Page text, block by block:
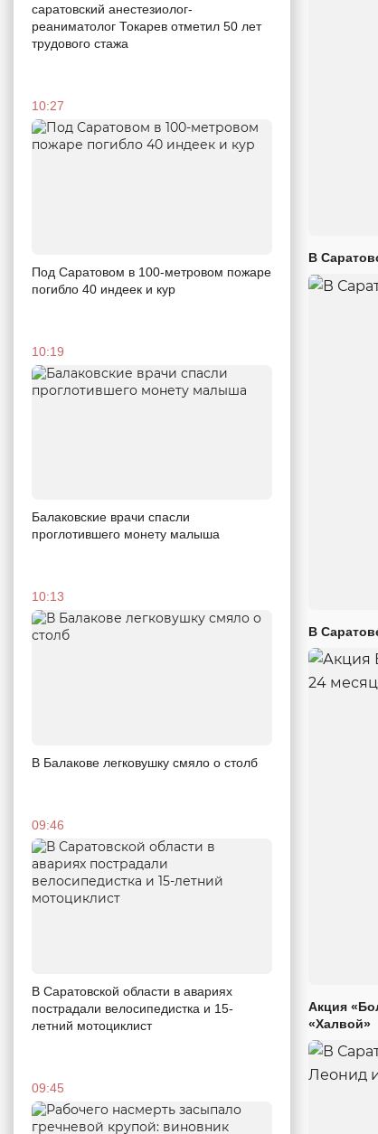
саратовский анестезиолог-
реаниматолог Токарев отметил 50 лет
трудового стажа
10:27
Под Саратовом в 100-метровом пожаре
погибло 40 индеек и кур
10:19
Балаковские врачи спасли
проглотившего монету малыша
10:13
В Балакове легковушку смяло о столб
09:46
В Саратовской области в авариях
пострадали велосипедистка и 15-
летний мотоциклист
09:45
В
В
Акция
«Халвой»